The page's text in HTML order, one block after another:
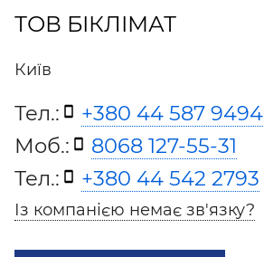
ТОВ БІКЛІМАТ
Київ
Тел.:
+380 44 587 9494
Моб.:
8068 127-55-31
Тел.:
+380 44 542 2793
Із компанією немає зв'язку?